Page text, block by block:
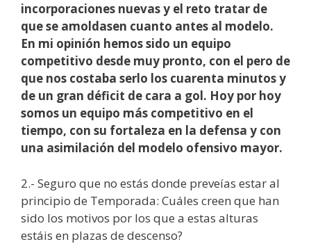
incorporaciones nuevas y el reto tratar de
que se amoldasen cuanto antes al modelo.
En mi opinión hemos sido un equipo
competitivo desde muy pronto, con el pero de
que nos costaba serlo los cuarenta minutos y
de un gran déficit de cara a gol. Hoy por hoy
somos un equipo más competitivo en el
tiempo, con su fortaleza en la defensa y con
una asimilación del modelo ofensivo mayor.
2.- Seguro que no estás donde preveías estar al
principio de Temporada: Cuáles creen que han
sido los motivos por los que a estas alturas
estáis en plazas de descenso?